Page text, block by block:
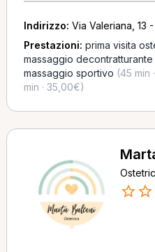
Indirizzo: Via Valeriana, 13
Prestazioni: prima visita
massaggio decontratturante
massaggio sportivo (45 min
min · 35,00€)